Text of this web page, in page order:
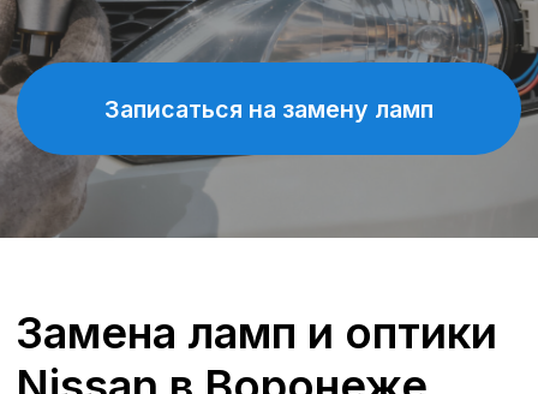
Замена ламп и оптики
Nissan в Воронеже
Яркий, ровный свет фар и исправная
оптика — залог вашей безопасности
и комфорта на дороге. В
учётом рекомендаций
производителя и особенностей
каждой модели.